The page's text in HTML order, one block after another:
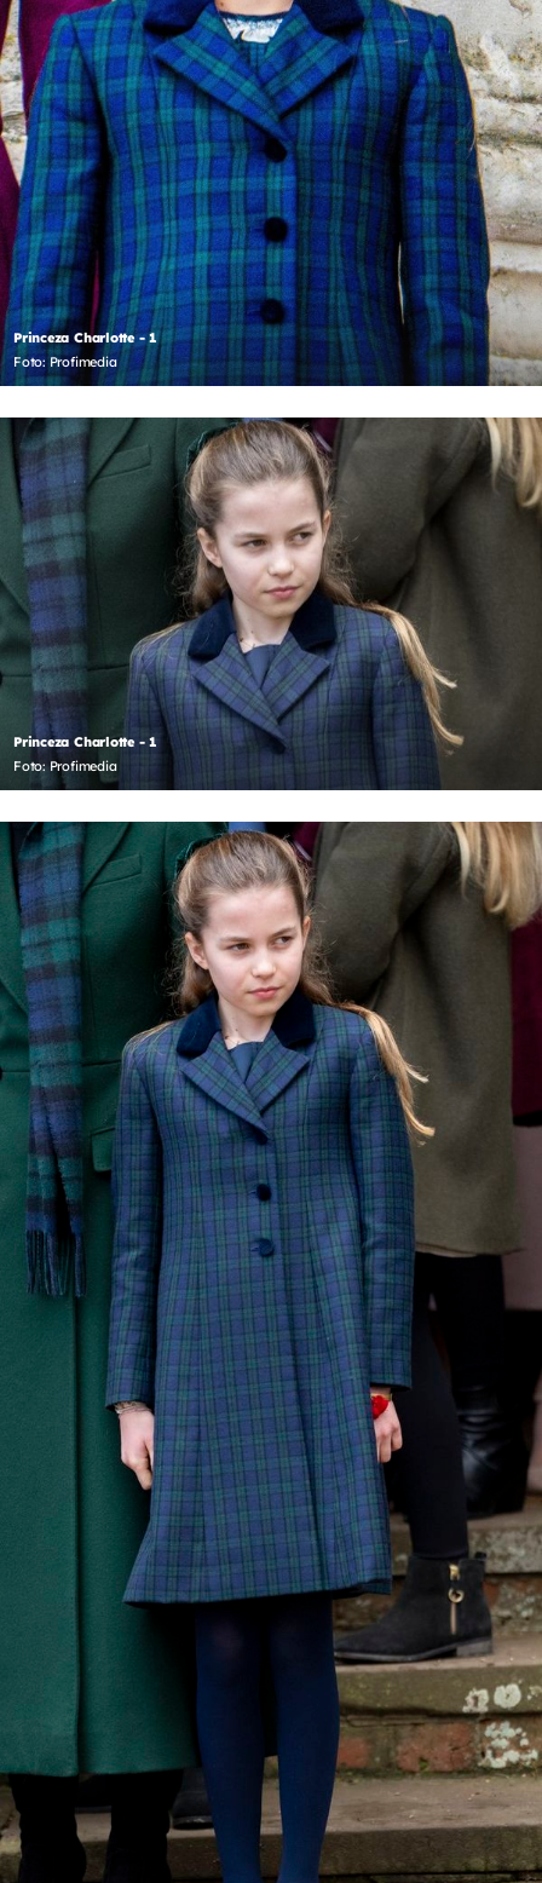
Princeza Charlotte - 1
Foto: Profimedia
Princeza Charlotte - 1
Foto: Profimedia